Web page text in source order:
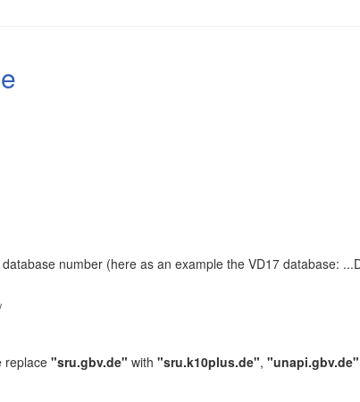
number (here as an example the VD17 database:
replace"sru.gbv.de" with "sru.k10plus.de", "unapi.gbv.de"